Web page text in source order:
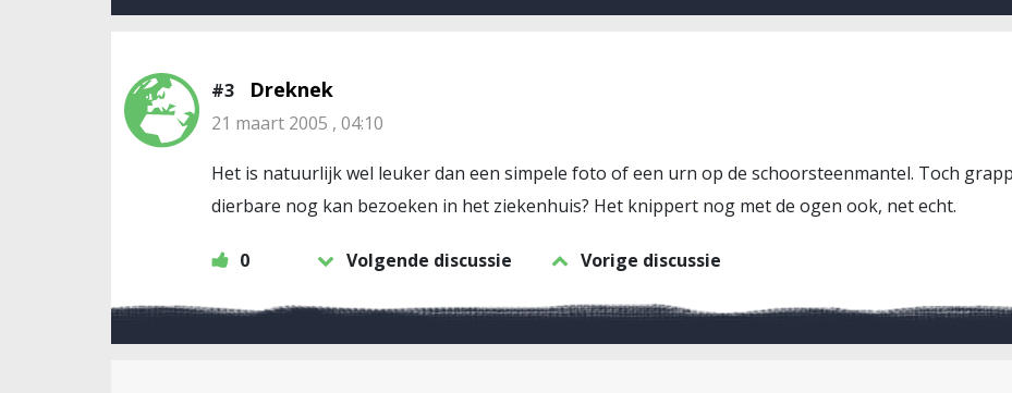
#3 Dreknek
21 maart 2005 , 04:10
Het is natuurlijk wel leuker dan een simpele foto of een urn op de schoorsteenmantel. Toch
dierbare nog kan bezoeken in het ziekenhuis? Het knippert nog met de ogen ook, net echt.
0 Volgende discussie Vorige discussie